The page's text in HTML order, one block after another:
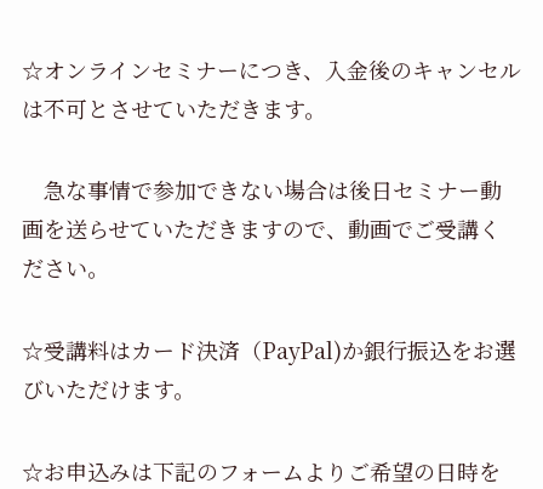
☆オンラインセミナーにつき、入金後のキャンセル
は不可とさせていただきます。
急な事情で参加できない場合は後日セミナー動
画を送らせていただきますので、動画でご受講く
ださい。
☆受講料はカード決済（PayPal)か銀行振込をお選
びいただけます。
☆お申込みは下記のフォームよりご希望の日時を